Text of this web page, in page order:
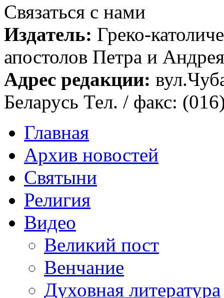
Связаться с нами
Издатель: Греко-
апостолов Петра и
Адрес редакции:
Беларусь Тел. / факс:
Главная
Архив новостей
Святыни
Религия
Видео
Великий пост
Венчание
Духовная литература